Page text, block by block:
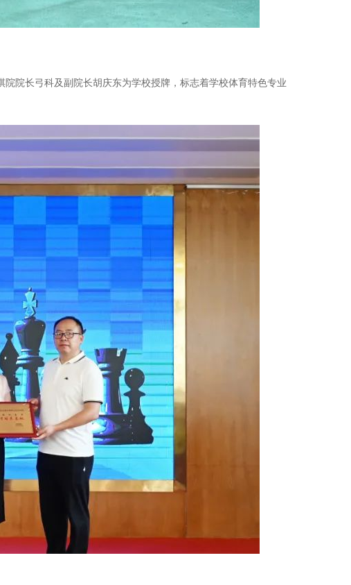
院长弓科及副院长胡庆东为学校授牌，标志着学校体育特色专业